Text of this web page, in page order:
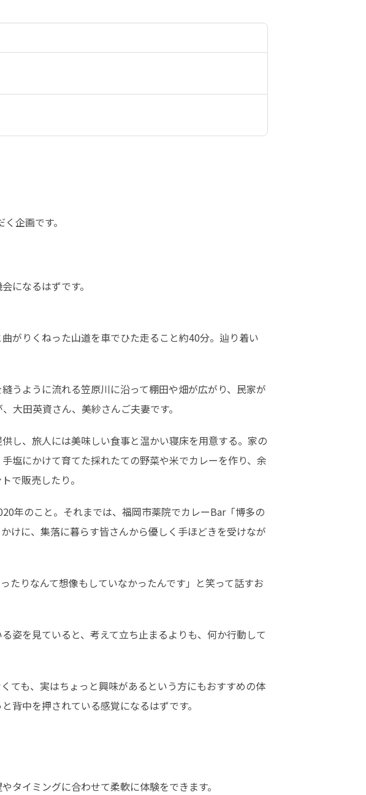
企画です。
になるはずです。
がりくねった山道を車でひた走ること約40分。辿り着い
うように流れる笠原川に沿って棚田や畑が広がり、民家が
大田英資さん、美紗さんご夫妻です。
し、旅人には美味しい食事と温かい寝床を用意する。家の
塩にかけて育てた採れたての野菜や米でカレーを作り、余
で販売したり。
年のこと。それまでは、福岡市薬院でカレーBar「博多の
けに、集落に暮らす皆さんから優しく手ほどきを受けなが
たりなんて想像もしていなかったんです」と笑って話すお
姿を見ていると、考えて立ち止まるよりも、何か行動して
ても、実はちょっと興味があるという方にもおすすめの体
背中を押されている感覚になるはずです。
タイミングに合わせて柔軟に体験をできます。